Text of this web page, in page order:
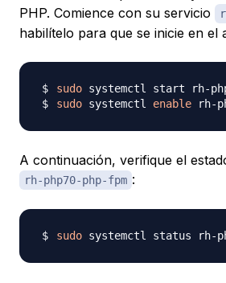
PHP. Comience con su servicio
habilítelo para que se inicie en el
sudo
sudo systemctl enable
A continuación, verifique el
rh-php70-php-fpm :
sudo